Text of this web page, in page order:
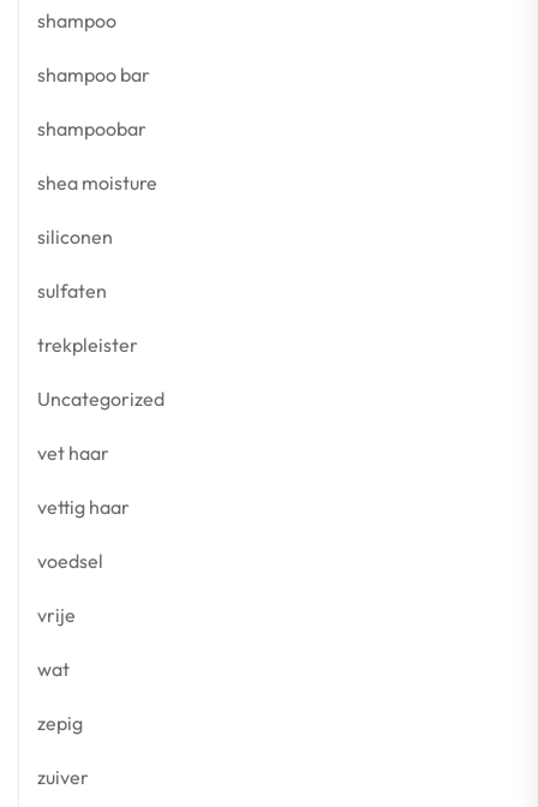
shampoo
shampoo bar
shampoobar
shea moisture
siliconen
sulfaten
trekpleister
Uncategorized
vet haar
vettig haar
voedsel
vrije
wat
zepig
zuiver